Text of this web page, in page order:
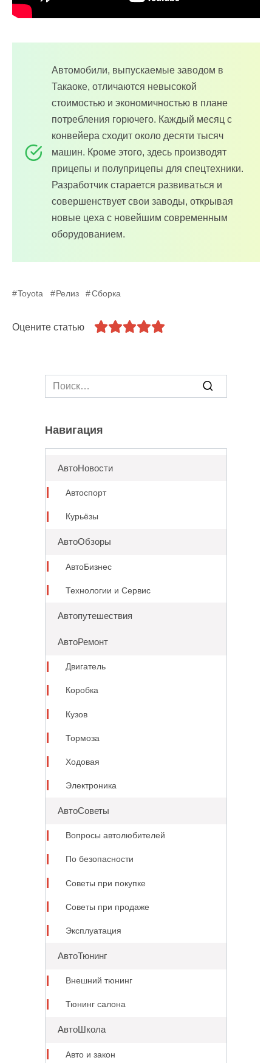
Автомобили, выпускаемые заводом в
Такаоке, отличаются невысокой
стоимостью и экономичностью в плане
потребления горючего. Каждый месяц с
конвейера сходит около десяти тысяч
машин. Кроме этого, здесь производят
прицепы и полуприцепы для спецтехники.
Разработчик старается развиваться и
совершенствует свои заводы, открывая
новые цеха с новейшим современным
оборудованием.
Toyota Релиз Сборка
Оцените статью
Search
for:
Навигация
АвтоНовости
Автоспорт
Курьёзы
АвтоОбзоры
АвтоБизнес
Технологии и Сервис
Автопутешествия
АвтоРемонт
Двигатель
Коробка
Кузов
Тормоза
Ходовая
Электроника
АвтоСоветы
Вопросы автолюбителей
По безопасности
Советы при покупке
Советы при продаже
Эксплуатация
АвтоТюнинг
Внешний тюнинг
Тюнинг салона
АвтоШкола
Авто и закон